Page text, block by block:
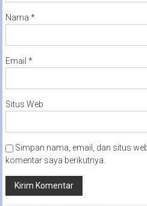
Nama *
Email *
Situs Web
Simpan nama, email, dan situs
komentar saya berikutnya.